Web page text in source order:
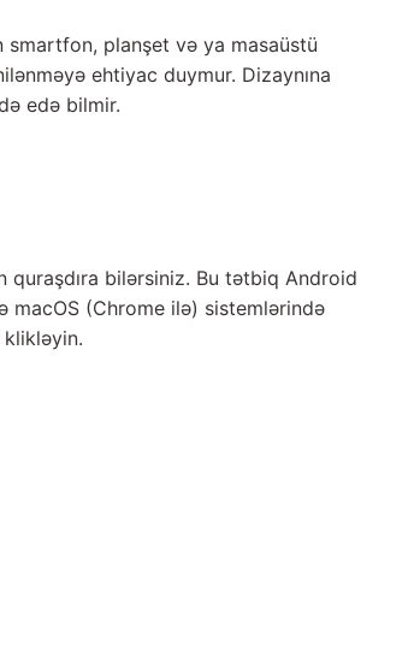
smartfon, planşet və ya masaüstü
ehtiyac duymur. Dizaynına
edə bilmir.
bilərsiniz. Bu tətbiq Android
macOS (Chrome ilə) sistemlərində